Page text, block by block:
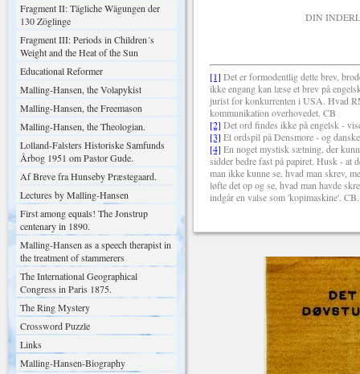
Fragment II: Tägliche Wägungen der
130 Zöglinge
Fragment III: Periods in Children´s
Weight and the Heat of the Sun
Educational Reformer
Malling-Hansen, the Volapykist
Malling-Hansen, the Freemason
Malling-Hansen, the Theologian.
Lolland-Falsters Historiske Samfunds
Årbog 1951 om Pastor Gude.
Af Breve fra Hunseby Præstegaard.
Lectures by Malling-Hansen
First among equals! The Jonstrup
centenary in 1890.
Malling-Hansen as a speech therapist in
the treatment of stammerers
The International Geographical
Congress in Paris 1875.
The Ring Mystery
Crossword Puzzle
Links
Malling-Hansen-Biography
DIN INDERLIGT
[1] Det er formodentlig dette brev,
ikke engang kan læse et brev på
jurist for konkurrenten i USA. Hvad
kommunikation overhovedet. CB
[2] Det ord findes ikke på engelsk -
[3] Et ordspil på Densmore - og
[4] En noget mystisk sætning, der
sidder bedre fast på papiret. Husk - at
man ikke kunne se, hvad man skrev,
løfte det op og se, hvad man havde
indgår en valse som 'kopimaskine'. CB.